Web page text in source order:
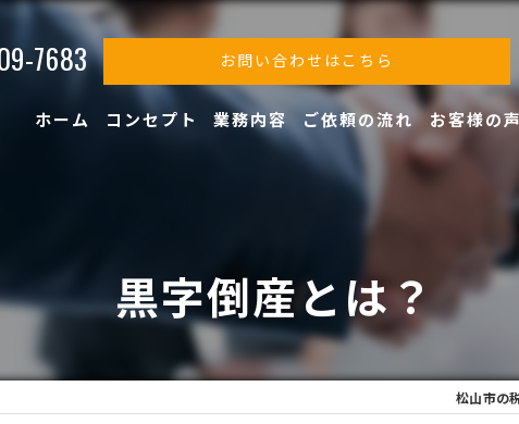
7683 お問い合わせはこちら
ホーム コンセプト 業務内容 ご依頼の流れ お客様の声
黒字倒産とは？
松山市の